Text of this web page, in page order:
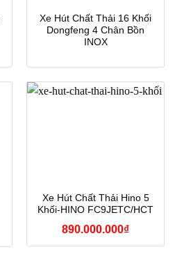
Xe Hút Chất Thải 16 Khối
Dongfeng 4 Chân Bồn
INOX
Xe Hút Chất Thải Hino 5
Khối-HINO FC9JETC/HCT
890.000.000₫